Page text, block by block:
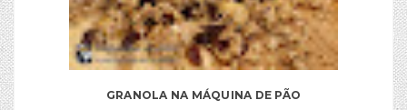
GRANOLA NA MÁQUINA DE PÃO